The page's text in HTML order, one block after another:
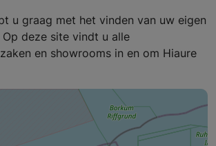
u graag met het vinden van uw eigen
deze site vindt u alle
en showrooms in en om Hiaure